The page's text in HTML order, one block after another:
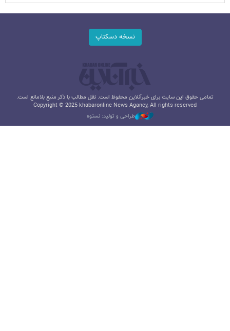
نسخه دسکتاپ
تمامی حقوق این سایت برای خبرآنلاین محفوظ است. نقل مطالب با ذکر منبع بلامانع است.
Copyright © 2025 khabaronline News Agancy, All rights reserved
طراحی و تولید: نستوه